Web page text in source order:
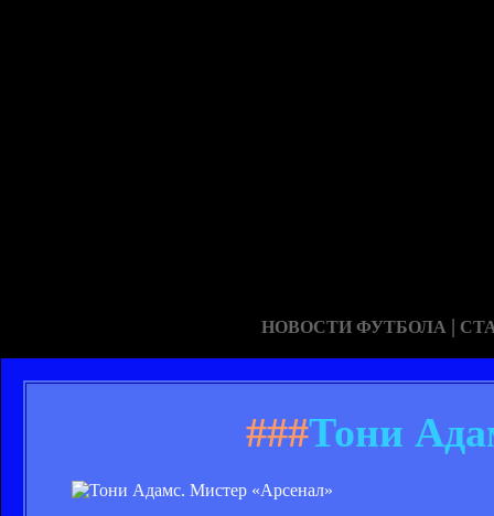
НОВОСТИ ФУТБОЛА |
###Тони